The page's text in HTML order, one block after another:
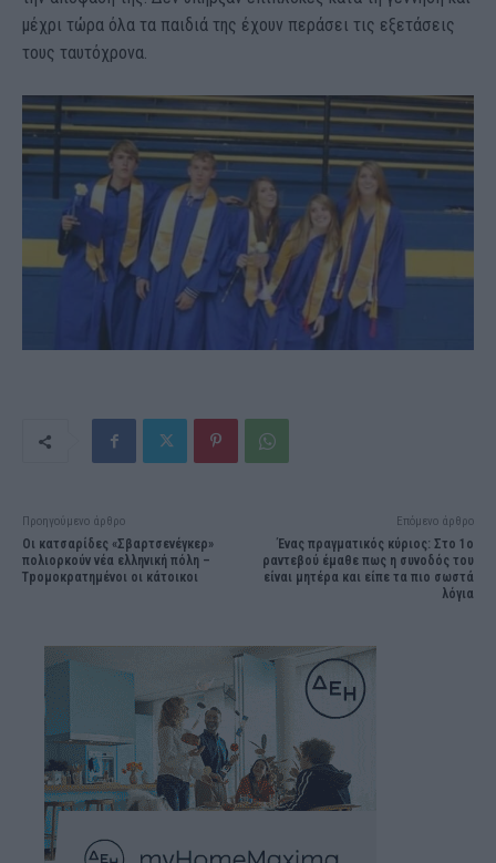
μέχρι τώρα όλα τα παιδιά της έχουν περάσει τις εξετάσεις
τους ταυτόχρονα.
Προηγούμενο άρθρο
Οι κατσαρίδες «Σβαρτσενέγκερ»
πολιορκούν νέα ελληνική πόλη –
Τpομοκρατημένοι οι κάτοικοι
Επόμενο άρθρο
Ένας πραγματικός κύριος: Στο 1ο
ραντεβού έμαθε πως η συνοδός του
είναι μητέρα και είπε τα πιο σωστά
λόγια